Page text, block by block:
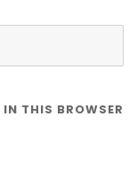
THIS BROWSER